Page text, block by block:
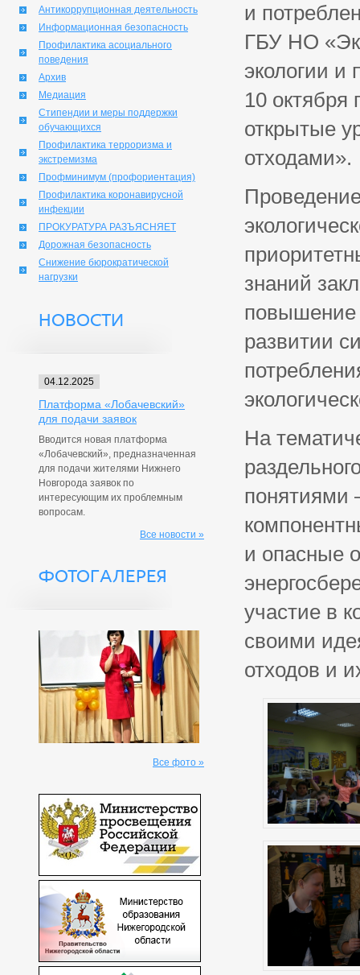
Антикоррупционная деятельность
Информационная безопасность
Профилактика асоциального
поведения
Архив
Медиация
Стипендии и меры поддержки
обучающихся
Профилактика терроризма и
экстремизма
Профминимум (профориентация)
Профилактика коронавирусной
инфекции
ПРОКУРАТУРА РАЗЪЯСНЯЕТ
Дорожная безопасность
Снижение бюрократической
нагрузки
НОВОСТИ
04.12.2025
Платформа «Лобачевский»
для подачи заявок
Вводится новая платформа
«Лобачевский», предназначенная
для подачи жителями Нижнего
Новгорода заявок по
интересующим их проблемным
вопросам.
Все новости »
ФОТОГАЛЕРЕЯ
Все фото »
и
ГБУ НО
экологии и
10 октября
открытые
отходами».
знаний
повышение
развитии
На
понятиями
и опасные
участие в
своими
отходов и